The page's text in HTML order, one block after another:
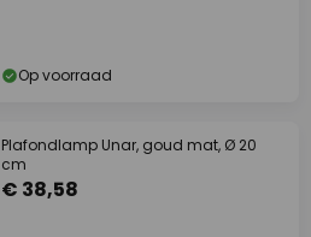
Op voorraad
Plafondlamp Unar, goud mat, Ø 20
cm
€ 38,58